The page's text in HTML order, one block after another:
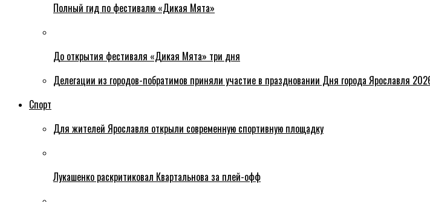
Полный гид по фестивалю «Дикая Мята»
До открытия фестиваля «Дикая Мята» три дня
Делегации из городов-побратимов приняли участие в праздновании Дня города Ярославля
Спорт
Для жителей Ярославля открыли современную спортивную площадку
Лукашенко раскритиковал Квартальнова за плей-офф